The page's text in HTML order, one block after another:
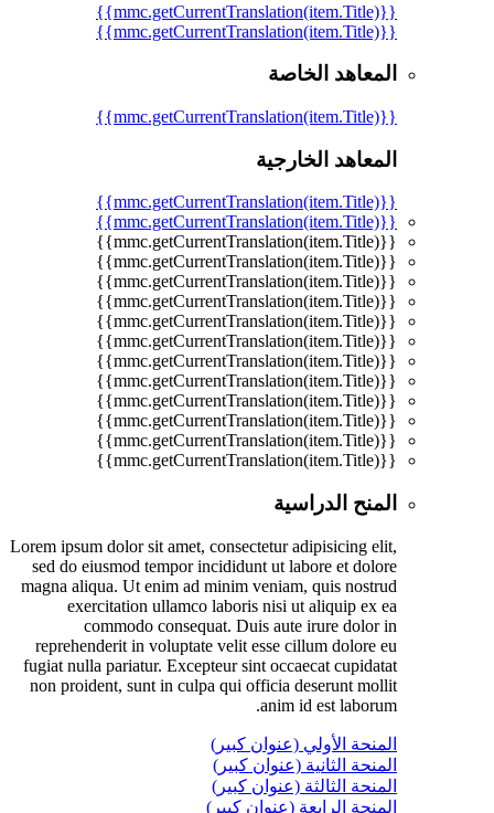
{{mmc.getCurrentTranslation(item.Title)}}
{{mmc.getCurrentTranslation(item.Title)}}
المعاهد الخاصة
{{mmc.getCurrentTranslation(item.Title)}}
المعاهد الخارجية
{{mmc.getCurrentTranslation(item.Title)}}
{{mmc.getCurrentTranslation(item.Title)}}
{{mmc.getCurrentTranslation(item.Title)}}
{{mmc.getCurrentTranslation(item.Title)}}
{{mmc.getCurrentTranslation(item.Title)}}
{{mmc.getCurrentTranslation(item.Title)}}
{{mmc.getCurrentTranslation(item.Title)}}
{{mmc.getCurrentTranslation(item.Title)}}
{{mmc.getCurrentTranslation(item.Title)}}
{{mmc.getCurrentTranslation(item.Title)}}
{{mmc.getCurrentTranslation(item.Title)}}
{{mmc.getCurrentTranslation(item.Title)}}
{{mmc.getCurrentTranslation(item.Title)}}
{{mmc.getCurrentTranslation(item.Title)}}
المنح الدراسية
Lorem ipsum dolor sit amet, consectetur adipisicing elit,
sed do eiusmod tempor incididunt ut labore et dolore
magna aliqua. Ut enim ad minim veniam, quis nostrud
exercitation ullamco laboris nisi ut aliquip ex ea
commodo consequat. Duis aute irure dolor in
reprehenderit in voluptate velit esse cillum dolore eu
fugiat nulla pariatur. Excepteur sint occaecat cupidatat
non proident, sunt in culpa qui officia deserunt mollit
anim id est laborum.
المنحة الأولي (عنوان كبير)
المنحة الثانية (عنوان كبير)
المنحة الثالثة (عنوان كبير)
المنحة الرابعة (عنوان كبير)